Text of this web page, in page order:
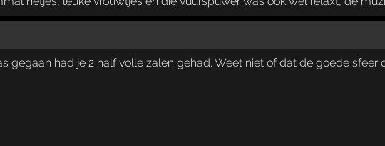
gegaan had je 2 half volle zalen gehad. Weet niet of dat de goede